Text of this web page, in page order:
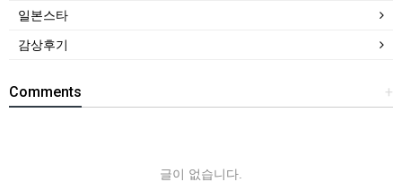
일본스타
감상후기
+
Comments
글이 없습니다.